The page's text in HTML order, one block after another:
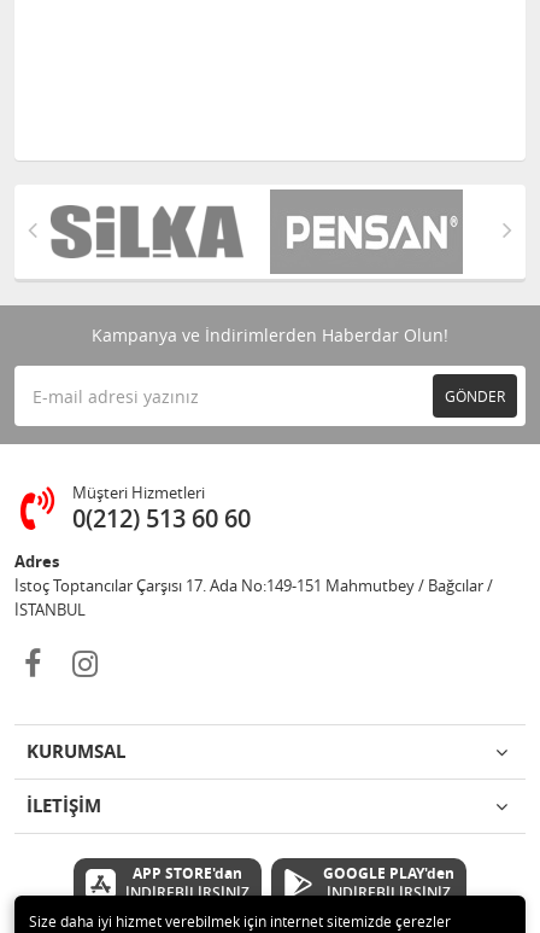
Kampanya ve İndirimlerden Haberdar Olun!
GÖNDER
Müşteri Hizmetleri
0(212) 513 60 60
Adres
İstoç Toptancılar Çarşısı 17. Ada No:149-151 Mahmutbey / Bağcılar /
İSTANBUL
KURUMSAL
İLETİŞİM
APP STORE'dan
İNDİREBİLİRSİNİZ
GOOGLE PLAY'den
İNDİREBİLİRSİNİZ
Size daha iyi hizmet verebilmek için internet sitemizde çerezler